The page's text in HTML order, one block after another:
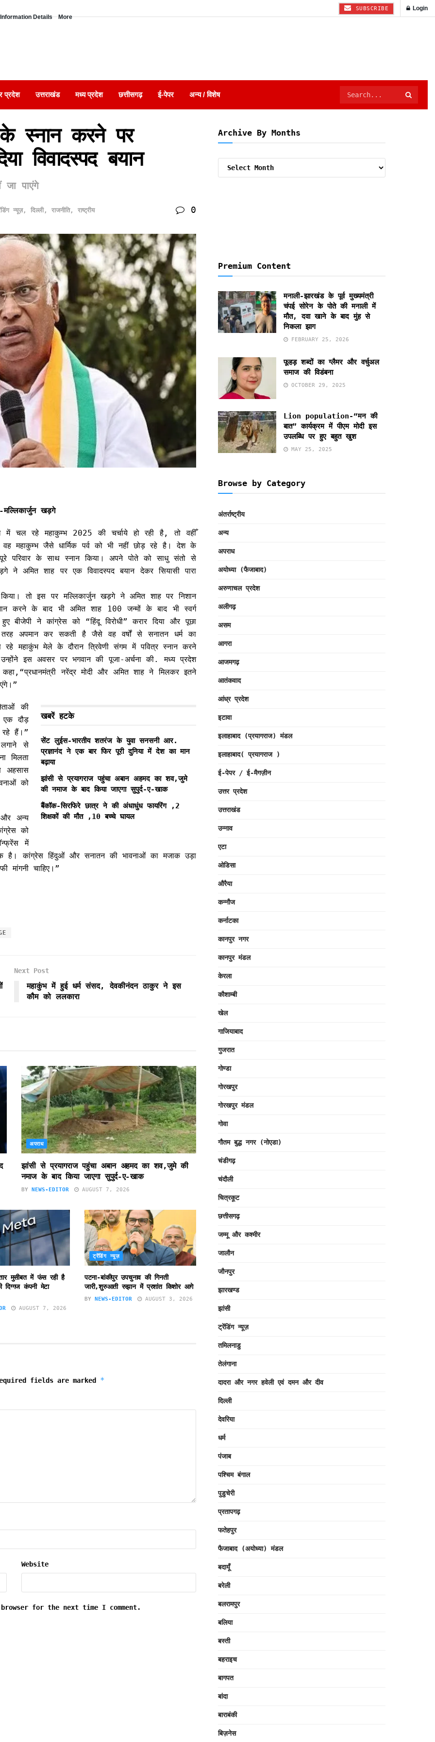
Details More
SUBSCRIBE Login
प्रदेश उत्तराखंड मध्य प्रदेश छत्तीसगढ़ ई-पेपर अन्य / विशेष
स्नान करने पर
विवादस्पद बयान
जा पाएंगे
न्यूज़, दिल्ली, राजनीति, राष्ट्रीय 0
खड़गे
में चल रहे महाकुम्भ 2025 की चर्चाये हो रही है, तो वहीँ
महाकुम्भ जैसे धार्मिक पर्व को भी नहीं छोड़ रहे है। देश के
परिवार के साथ स्नान किया। अपने पोते को साधु संतो से
ने अमित शाह पर एक विवादस्पद बयान देकर सियासी पारा
तो इस पर मल्लिकार्जुन खड़गे ने अमित शाह पर निशान
करने के बाद भी अमित शाह 100 जन्मों के बाद भी स्वर्ग
बीजेपी ने कांग्रेस को “हिंदू विरोधी” करार दिया और पूछा
तरह अपमान कर सकती है जैसे वह वर्षों से सनातन धर्म का
महाकुंभ मेले के दौरान त्रिवेणी संगम में पवित्र स्नान करने
इस अवसर पर भगवान की पूजा-अर्चना की. मध्य प्रदेश
नरेंद्र मोदी और अमित शाह ने मिलकर इतने
खबरें हटके
सेंट लुईस-भारतीय शतरंज के युवा सनसनी आर.
प्रज्ञानंद ने एक बार फिर पूरी दुनिया में देश का मान
बढ़ाया
झांसी से प्रयागराज पहुंचा अबान अहमद का शव,जुमे
की नमाज के बाद किया जाएगा सुपुर्द-ए-खाक
बैंकॉक-सिरफिरे छात्र ने की अंधाधुंध फायरिंग ,2
शिक्षकों की मौत ,10 बच्चे घायल
की
दौड़
हैं।”
से
मिलता
अहसास
को
और अन्य
को
में
है। कांग्रेस हिंदुओं और सनातन की भावनाओं का मजाक उड़ा
मांगनी चाहिए।”
Next Post
महाकुंभ में हुई धर्म संसद, देवकीनंदन ठाकुर ने इस
कौम को ललकारा
अपराध
झांसी से प्रयागराज पहुंचा अबान अहमद का शव,जुमे की
नमाज के बाद किया जाएगा सुपुर्द-ए-खाक
BY NEWS-EDITOR AUGUST 7, 2026
मुसीबत में फंस रही है
दिग्गज कंपनी मेटा
AUGUST 7, 2026
ट्रेंडिंग न्यूज़
पटना-बांकीपुर उपचुनाव की गिनती
जारी,शुरुआती रुझान में प्रशांत किशोर आगे
BY NEWS-EDITOR AUGUST 3, 2026
fields are marked *
Website
for the next time I comment.
Archive By Months
Premium Content
मनाली-झारखंड के पूर्व मुख्यमंत्री
चंपई सोरेन के पोते की मनाली में
मौत, दवा खाने के बाद मुंह से
निकला झाग
FEBRUARY 25, 2026
फूहड़ शब्दों का ग्लैमर और वर्चुअल
समाज की विडंबना
OCTOBER 29, 2025
Lion population-“मन की
बात” कार्यक्रम में पीएम मोदी इस
उपलब्धि पर हुए बहुत खुश
MAY 25, 2025
Browse by Category
अंतर्राष्ट्रीय
अन्य
अपराध
अयोध्या (फैजाबाद)
अरुणाचल प्रदेश
अलीगढ़
असम
आगरा
आजमगढ़
आतंकवाद
आंध्र प्रदेश
इटावा
इलाहाबाद (प्रयागराज) मंडल
इलाहाबाद( प्रयागराज )
ई-पेपर / ई-मैगज़ीन
उत्तर प्रदेश
उत्तराखंड
उन्नाव
एटा
ओडिसा
औरैया
कन्नौज
कर्नाटका
कानपुर नगर
कानपुर मंडल
केरला
कौशाम्बी
खेल
गाजियाबाद
गुजरात
गोण्डा
गोरखपुर
गोरखपुर मंडल
गोवा
गौतम बुद्ध नगर (नोएडा)
चंडीगढ़
चंदौली
चित्रकूट
छत्तीसगढ़
जम्मू और कश्मीर
जालौन
जौनपुर
झारखण्ड
झांसी
ट्रेंडिंग न्यूज़
तमिलनाडु
तेलंगाना
दादरा और नगर हवेली एवं दमन और दीव
दिल्ली
देवरिया
धर्म
पंजाब
पश्चिम बंगाल
पुडुचेरी
प्रतापगढ़
फतेहपुर
फैजाबाद (अयोध्या) मंडल
बदायूँ
बरेली
बलरामपुर
बलिया
बस्ती
बहराइच
बागपत
बांदा
बाराबंकी
बिज़नेस